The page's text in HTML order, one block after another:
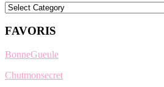
Categories
FAVORIS
BonneGueule
Chutmonsecret